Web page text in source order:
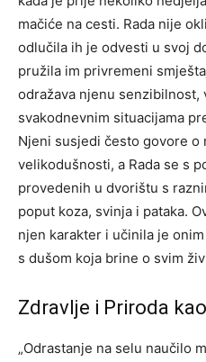
mačiće na cesti. Rada nije
odlučila ih je odvesti u svoj
pružila im privremeni
odražava njenu senzibilnost,
svakodnevnim situacijama
Njeni susjedi često govore o
velikodušnosti, a Rada se s
provedenih u dvorištu s
poput koza, svinja i pataka.
njen karakter i učinila je
s dušom koja brine o svim
Zdravlje i Priroda
„Odrastanje na selu naučilo